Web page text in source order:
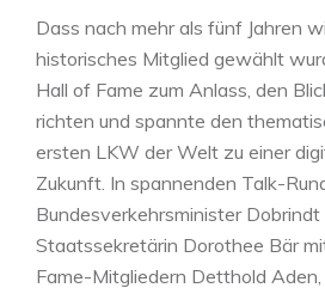
Dass nach mehr als fünf Jahren
historisches Mitglied gewählt
Hall of Fame zum Anlass, den
richten und spannte den
ersten LKW der Welt zu einer
Zukunft. In spannenden Talk-
Bundesverkehrsminister
Staatssekretärin Dorothee Bär
Fame-Mitgliedern Detthold Aden,